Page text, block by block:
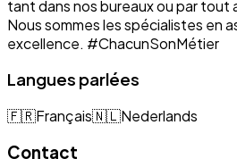
tant dans nos bureaux ou par tout
Nous sommes les spécialistes en
excellence. #ChacunSonMétier
Langues parlées
🇫🇷Français🇳🇱Nederlands
Contact